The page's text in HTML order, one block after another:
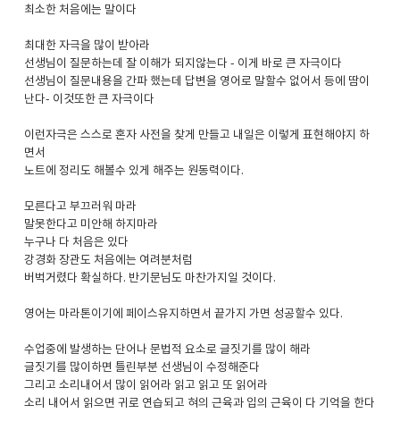
최소한 처음에는 말이다
최대한 자극을 많이 받아라
선생님이 질문하는데 잘 이해가 되지않는다 - 이게 바로 큰 자극이다
선생님이 질문내용을 간파 했는데 답변을 영어로 말할수 없어서 등에 땀이
난다- 이것또한 큰 자극이다
이런자극은 스스로 혼자 사전을 찾게 만들고 내일은 이렇게 표현해야지 하
면서
노트에 정리도 해볼수 있게 해주는 원동력이다.
모른다고 부끄러워 마라
말못한다고 미안해 하지마라
누구나 다 처음은 있다
강경화 장관도 처음에는 여려분처럼
버벅거렸다 확실하다. 반기문님도 마찬가지일 것이다.
영어는 마라톤이기에 페이스유지하면서 끝가지 가면 성공할수 있다.
수업중에 발생하는 단어나 문법적 요소로 글짓기를 많이 해라
글짓기를 많이하면 틀린부분 선생님이 수정해준다
그리고 소리내어서 많이 읽어라 읽고 읽고 또 읽어라
소리 내어서 읽으면 귀로 연습되고 혀의 근육과 입의 근육이 다 기억을 한다